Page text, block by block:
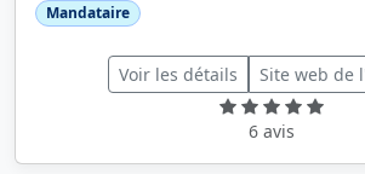
Mandataire
Voir les détails Site web de
6 avis